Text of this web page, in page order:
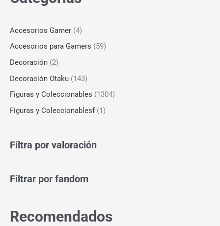
Accesorios Gamer (4)
Accesorios para Gamers (59)
Decoración (2)
Decoración Otaku (143)
Figuras y Coleccionables (1304)
Figuras y Coleccionablesf (1)
Filtra por valoración
Filtrar por fandom
Recomendados